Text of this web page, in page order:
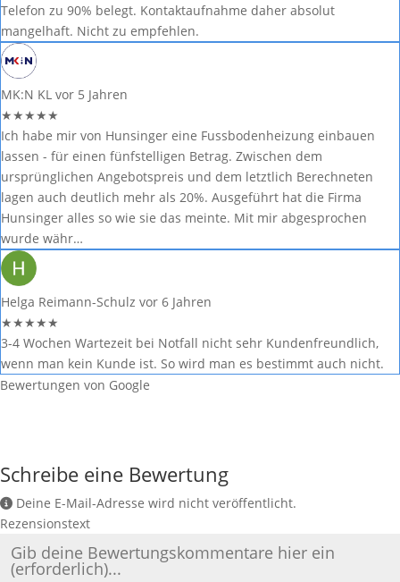
Telefon zu 90% belegt. Kontaktaufnahme daher absolut
mangelhaft. Nicht zu empfehlen.
MK:N KL vor 5 Jahren
★★★★★
Ich habe mir von Hunsinger eine Fussbodenheizung einbauen
lassen - für einen fünfstelligen Betrag. Zwischen dem
ursprünglichen Angebotspreis und dem letztlich Berechneten
lagen auch deutlich mehr als 20%. Ausgeführt hat die Firma
Hunsinger alles so wie sie das meinte. Mit mir abgesprochen
wurde währ…
Helga Reimann-Schulz vor 6 Jahren
★★★★★
3-4 Wochen Wartezeit bei Notfall nicht sehr Kundenfreundlich,
wenn man kein Kunde ist. So wird man es bestimmt auch nicht.
Bewertungen von Google
Schreibe eine Bewertung
Deine E-Mail-Adresse wird nicht veröffentlicht.
Rezensionstext